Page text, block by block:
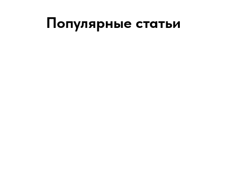
Популярные статьи